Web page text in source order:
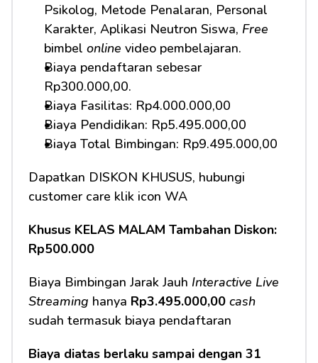
Psikolog, Metode Penalaran, Personal
Karakter, Aplikasi Neutron Siswa, Free
bimbel online video pembelajaran.
Biaya pendaftaran sebesar
Rp300.000,00.
Biaya Fasilitas: Rp4.000.000,00
Biaya Pendidikan: Rp5.495.000,00
Biaya Total Bimbingan: Rp9.495.000,00
Dapatkan DISKON KHUSUS, hubungi
customer care klik icon WA
Khusus KELAS MALAM Tambahan Diskon:
Rp500.000
Biaya Bimbingan Jarak Jauh Interactive Live
Streaming hanya Rp3.495.000,00 cash
sudah termasuk biaya pendaftaran
Biaya diatas berlaku sampai dengan 31